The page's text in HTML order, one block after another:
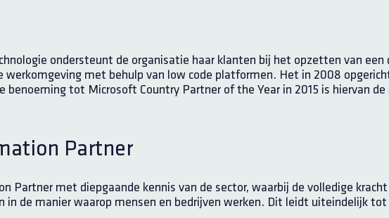
ondersteunt de organisatie haar klanten bij het opzetten van een
werkomgeving met behulp van low code platformen. Het in 2008
benoeming tot Microsoft Country Partner of the Year in 2015 is hiervan
Partner
Partner met diepgaande kennis van de sector, waarbij de volledige
de manier waarop mensen en bedrijven werken. Dit leidt uiteindelijk